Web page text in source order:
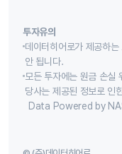
투자유의
데이터히어로가 제공하
안 됩니다.
모든 투자에는 원금 손실
당사는 제공된 정보로 인
Data Powered by